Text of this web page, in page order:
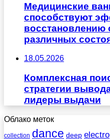
Медицинские
способствуют
восстановлению
различных
18.05.2026
Комплексная
стратегии
лидеры выдачи
Облако меток
collection dance deep electro